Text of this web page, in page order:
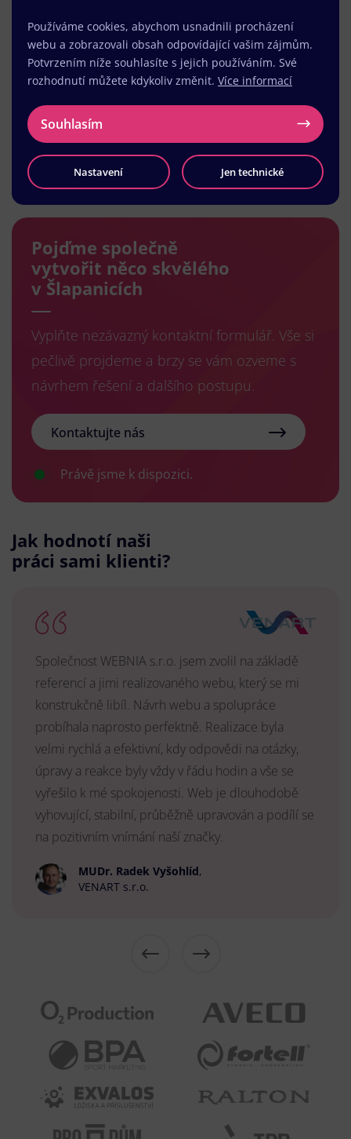
Načíst další
Pojďme společně
vytvořit něco skvělého
v Šlapanicích
Vyplňte nezávazný kontaktní formulář. Vše si
pečlivě projdeme a brzy se vám ozveme s
návrhem řešení a dalšího postupu.
Kontaktujte nás
Právě jsme k dispozici.
Jak hodnotí naši
práci sami klienti?
Společnost WEBNIA s.r.o. jsem zvolil na základě
referencí a jimi realizovaného webu, který se mi
konstrukčně libíl. Návrh webu a spolupráce
probíhala naprosto perfektně. Realizace byla
velmi rychlá a efektivní, kdy odpovědi na otázky,
úpravy a reakce byly vždy v řádu hodin a vše se
vyřešilo k mé spokojenosti. Web je dlouhodobě
vyhovující, stabilní, průběžně upravován a podílí se
na pozitivním vnímání naší značky.
MUDr. Radek Vyšohlíd,
VENART s.r.o.
Používáme cookies, abychom usnadnili procházení
webu a zobrazovali obsah odpovídající vašim zájmům.
Potvrzením níže souhlasíte s jejich používáním. Své
rozhodnutí můžete kdykoliv změnit. Více informací
Souhlasím
Nastavení Jen technické